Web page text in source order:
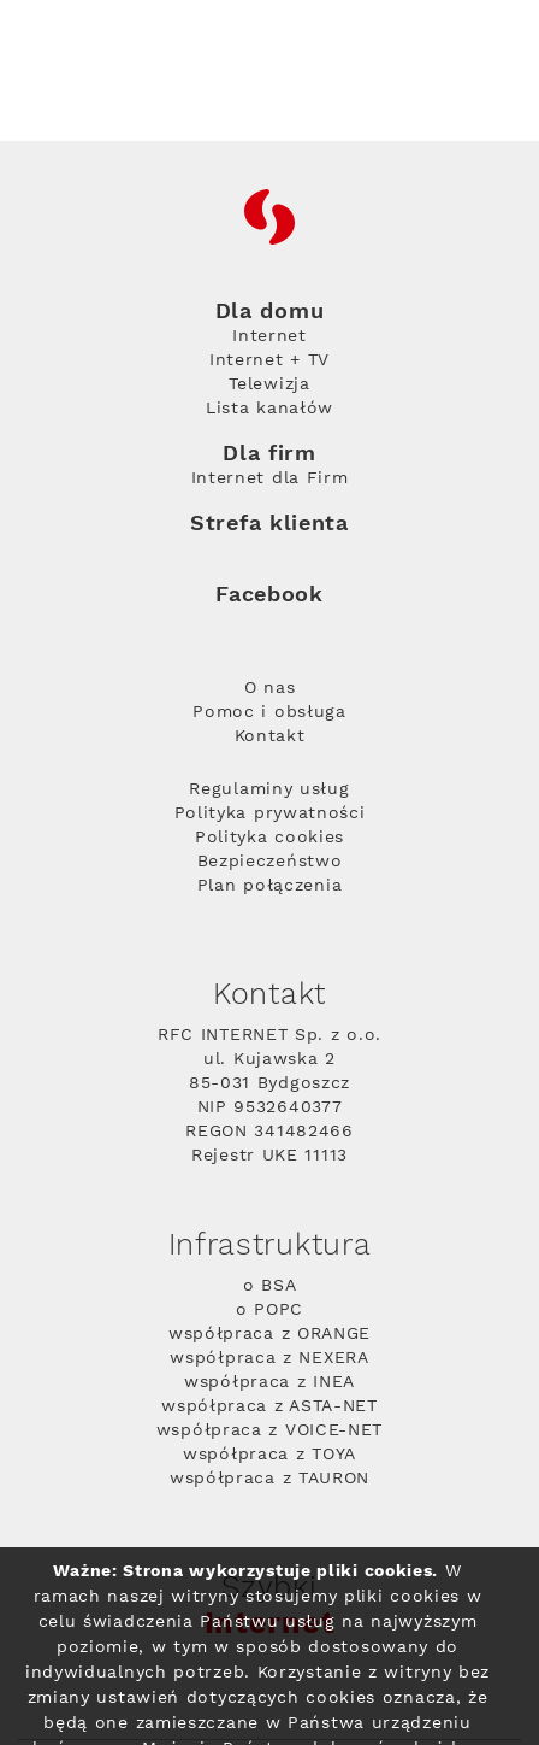
RFC
Dla domu
Internet
Internet + TV
Telewizja
Lista kanałów
Dla firm
Internet dla Firm
Strefa klienta
Facebook
O nas
Pomoc i obsługa
Kontakt
Regulaminy usług
Polityka prywatności
Polityka cookies
Bezpieczeństwo
Plan połączenia
Kontakt
RFC INTERNET Sp. z o.o.
ul. Kujawska 2
85-031 Bydgoszcz
NIP 9532640377
REGON 341482466
Rejestr UKE 11113
Infrastruktura
o BSA
o POPC
współpraca z ORANGE
współpraca z NEXERA
współpraca z INEA
współpraca z ASTA-NET
współpraca z VOICE-NET
współpraca z TOYA
współpraca z TAURON
Szybki
Internet
Ważne: Strona wykorzystuje pliki cookies. W
ramach naszej witryny stosujemy pliki cookies w
celu świadczenia Państwu usług na najwyższym
poziomie, w tym w sposób dostosowany do
indywidualnych potrzeb. Korzystanie z witryny bez
zmiany ustawień dotyczących cookies oznacza, że
będą one zamieszczane w Państwa urządzeniu